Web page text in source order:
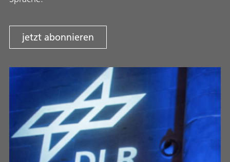
jetzt abonnieren